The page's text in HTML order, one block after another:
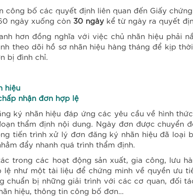
bố các quyết định liên quan đến Giấy
ngày xuống còn 30 ngày kể từ ngày ra quyết
hơn đồng nghĩa với việc chủ nhãn hiệu phải
theo dõi hồ sơ nhãn hiệu hàng tháng để kịp
bị đình chỉ.
hiệu
nhận đơn hợp lệ
ký nhãn hiệu đáp ứng các yêu cầu về hình
thẩm định nội dung. Ngày đơn được chuyển
tiến trình xử lý đơn đăng ký nhãn hiệu đã loại
đẩy nhanh quá trình thẩm định.
trong các hoạt động sản xuất, gia công, lưu
như một tài liệu để chứng minh về quyền ưu
chuẩn bị những giải trình với các cơ quan, đối
hiệu, thông tin công bố đơn…